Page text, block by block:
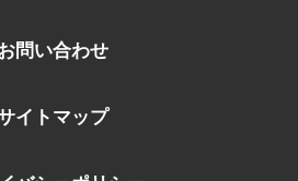
問い合わせ
イトマップ